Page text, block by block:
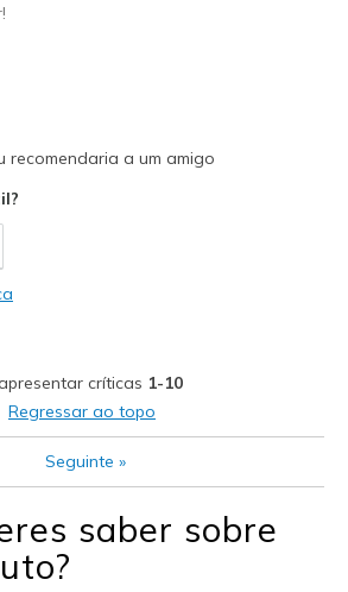
Shoes are for Wearing
recomendaria a um amigo
críticas 1-10
Regressar ao topo
Seguinte »
saber sobre